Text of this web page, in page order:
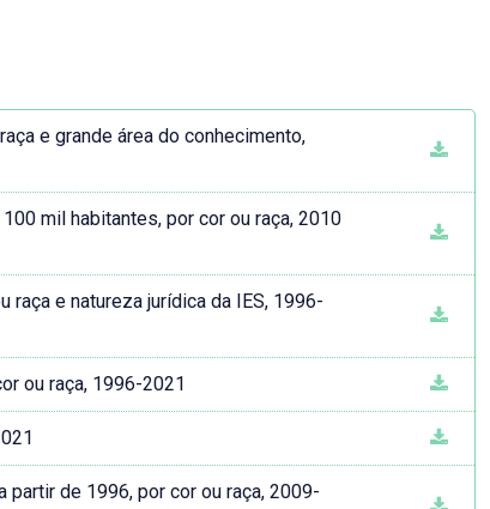
e grande área do conhecimento,
mil habitantes, por cor ou raça, 2010
e natureza jurídica da IES, 1996-
ou raça, 1996-2021
de 1996, por cor ou raça, 2009-